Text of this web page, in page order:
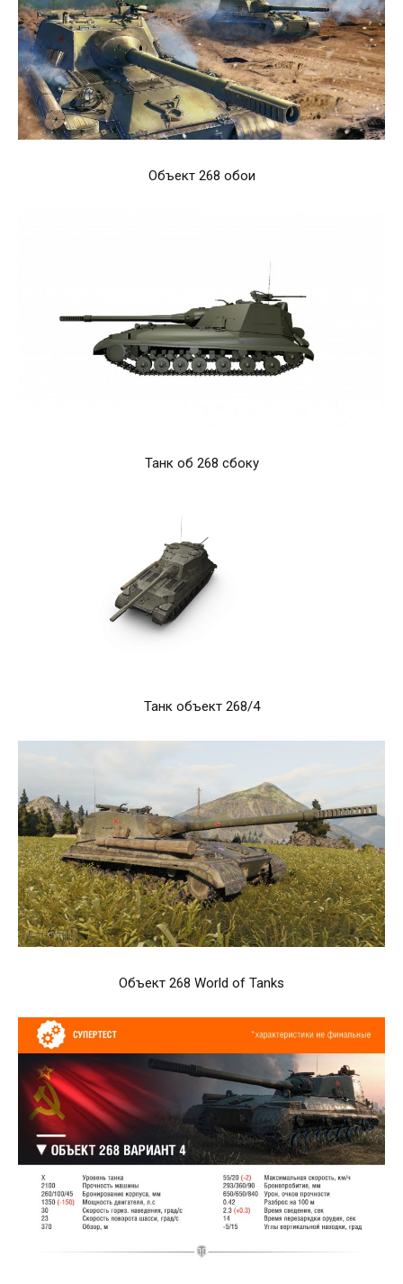
Объект 268 обои
Танк об 268 сбоку
Танк объект 268/4
Объект 268 World of Tanks